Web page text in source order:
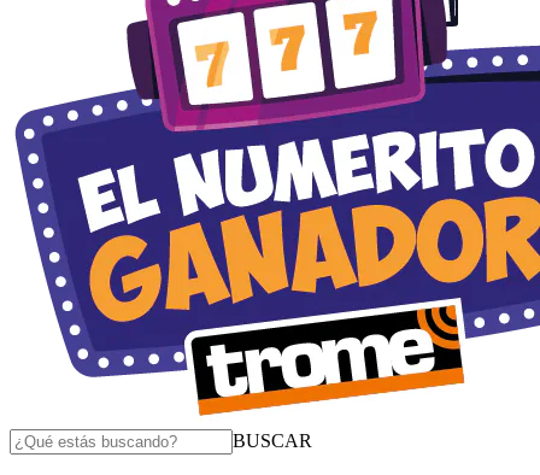
BUSCAR